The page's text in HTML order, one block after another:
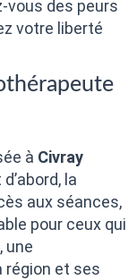
vous des peurs
votre liberté
à Civray
la
aux séances,
pour ceux qui
une
région et ses